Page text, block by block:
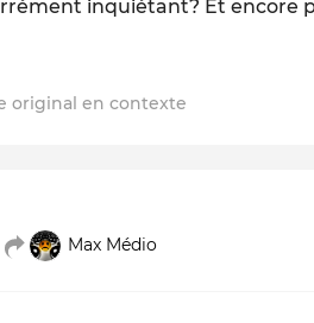
inquiétant? Et encore
Max Médio